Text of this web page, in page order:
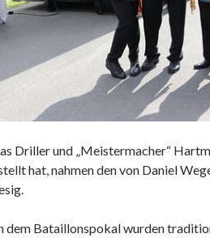
Driller und „Meistermacher“
hat, nahmen den von Daniel
dem Bataillonspokal wurden